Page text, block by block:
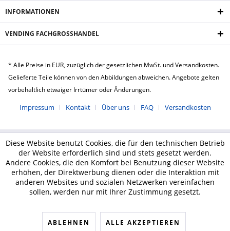
INFORMATIONEN
VENDING FACHGROSSHANDEL
* Alle Preise in EUR, zuzüglich der gesetzlichen MwSt. und Versandkosten.
Gelieferte Teile können von den Abbildungen abweichen. Angebote gelten
vorbehaltlich etwaiger Irrtümer oder Änderungen.
Impressum Kontakt Über uns FAQ Versandkosten
Diese Website benutzt Cookies, die für den technischen Betrieb
der Website erforderlich sind und stets gesetzt werden.
Andere Cookies, die den Komfort bei Benutzung dieser Website
erhöhen, der Direktwerbung dienen oder die Interaktion mit
anderen Websites und sozialen Netzwerken vereinfachen
sollen, werden nur mit Ihrer Zustimmung gesetzt.
ABLEHNEN ALLE AKZEPTIEREN